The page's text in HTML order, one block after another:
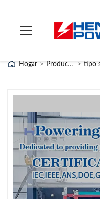
Hogar > Productos >